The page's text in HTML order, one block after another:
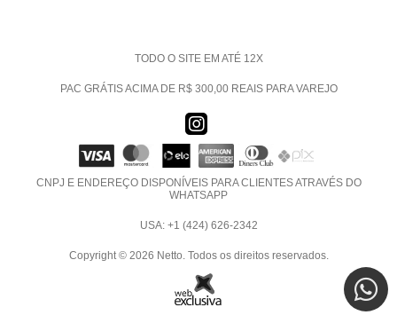
TODO O SITE EM ATÉ 12X
PAC GRÁTIS ACIMA DE R$ 300,00 REAIS PARA VAREJO
CNPJ E ENDEREÇO DISPONÍVEIS PARA CLIENTES ATRAVÉS DO
WHATSAPP
USA: +1 (424) 626-2342
Copyright © 2026 Netto. Todos os direitos reservados.